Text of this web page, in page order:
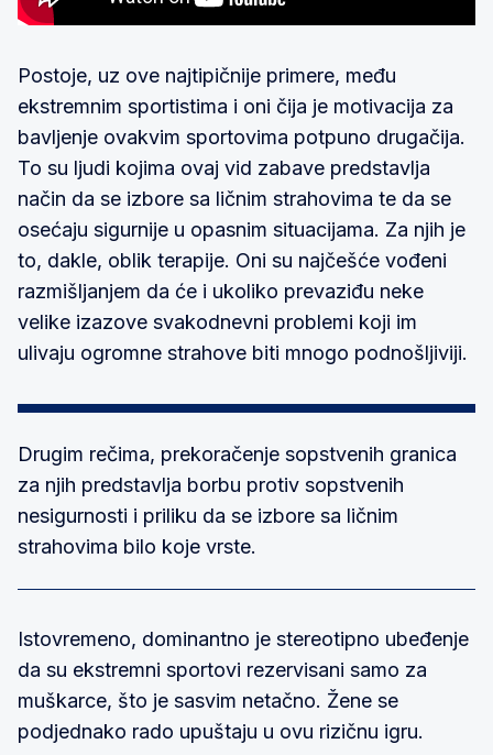
Postoje, uz ove najtipičnije primere, među
ekstremnim sportistima i oni čija je motivacija za
bavljenje ovakvim sportovima potpuno drugačija.
To su ljudi kojima ovaj vid zabave predstavlja
način da se izbore sa ličnim strahovima te da se
osećaju sigurnije u opasnim situacijama. Za njih je
to, dakle, oblik terapije. Oni su najčešće vođeni
razmišljanjem da će i ukoliko prevaziđu neke
velike izazove svakodnevni problemi koji im
ulivaju ogromne strahove biti mnogo podnošljiviji.
Drugim rečima, prekoračenje sopstvenih granica
za njih predstavlja borbu protiv sopstvenih
nesigurnosti i priliku da se izbore sa ličnim
strahovima bilo koje vrste.
Istovremeno, dominantno je stereotipno ubeđenje
da su ekstremni sportovi rezervisani samo za
muškarce, što je sasvim netačno. Žene se
podjednako rado upuštaju u ovu rizičnu igru.